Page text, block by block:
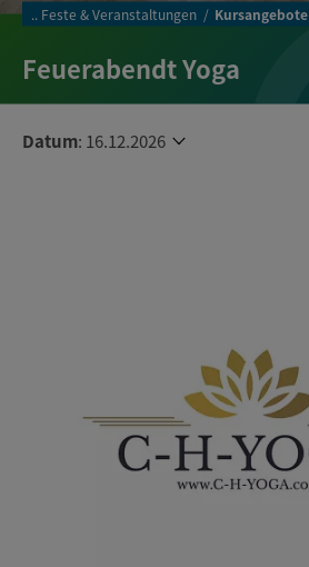
.. Feste & Veranstaltungen Kursangebote
Feuerabendt Yoga
Datum: 16.12.2026